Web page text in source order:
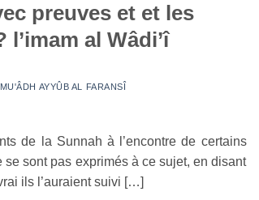
preuves et et les
al Wâdi’î
AYYÛB AL FARANSÎ
de la Sunnah à l’encontre de certains
sont pas exprimés à ce sujet, en disant
ils l’auraient suivi […]